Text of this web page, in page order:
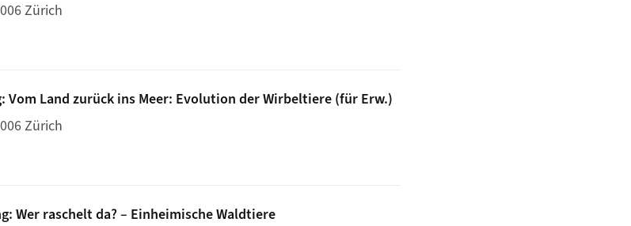
Zürich
Alles, was Sie je über Dinosaurier wissen wollten (für Erw.)
Vom Land zurück ins Meer: Evolution der Wirbeltiere (für Erw.)
Zürich
Vom Land zurück ins Meer: Evolution der Wirbeltiere (für Erw.)
Wer raschelt da? – Einheimische Waldtiere